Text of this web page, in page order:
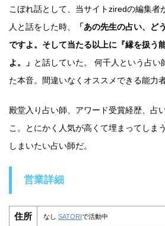
こぼれ話として、当サイトziredの編集者
人と話をした時、
「あの先生の占い、ど
ですよ。そして当たる以上に『縁を扱う
よ。」 と話していた。 何千人という占い
た本音。間違いなくオススメできる能力
殿堂入り占い師、アワード受賞経歴、占
こ。とにかく人気が高くて埋まってしま
しまいたい占い師だ。
営業詳細
住所 なし SATORIで活動中